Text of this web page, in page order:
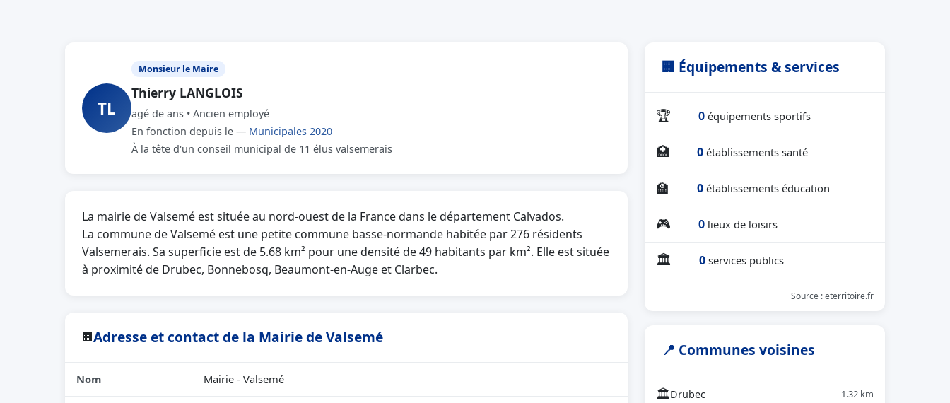
TL
Monsieur le Maire
Thierry LANGLOIS
agé de ans • Ancien employé
En fonction depuis le — Municipales 2020
À la tête d'un conseil municipal de 11 élus valsemerais
La mairie de Valsemé est située au nord-ouest de la France dans le département Calvados.
La commune de Valsemé est une petite commune basse-normande habitée par 276 résidents
Valsemerais. Sa superficie est de 5.68 km² pour une densité de 49 habitants par km². Elle est située
à proximité de Drubec, Bonnebosq, Beaumont-en-Auge et Clarbec.
🏢Adresse et contact de la Mairie de Valsemé
Nom Mairie - Valsemé
🏢 Équipements & services
🏆 0 équipements sportifs
🏥 0 établissements santé
🏫 0 établissements éducation
🎮 0 lieux de loisirs
🏛 0 services publics
Source : eterritoire.fr
📍 Communes voisines
🏛Drubec 1.32 km